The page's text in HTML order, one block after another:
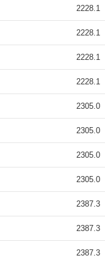
2228.1
2228.1
2228.1
2228.1
2305.0
2305.0
2305.0
2305.0
2387.3
2387.3
2387.3